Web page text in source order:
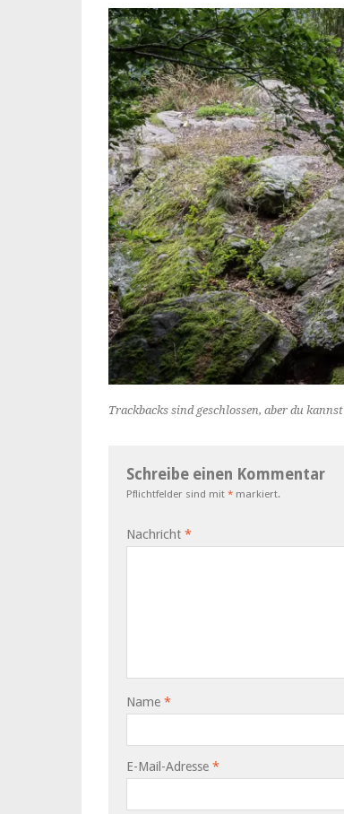
Trackbacks sind geschlossen, aber du kannst
Schreibe einen Kommentar
Pflichtfelder sind mit * markiert.
Nachricht *
Name *
E-Mail-Adresse *